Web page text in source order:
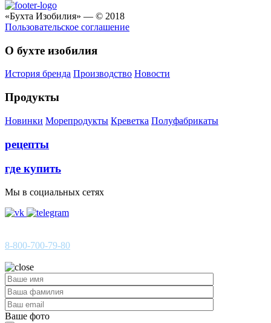
«Бухта Изобилия» — © 2018
Пользовательское соглашение
О бухте изобилия
История бренда Производство Новости
Продукты
Новинки Морепродукты Креветка Полуфабрикаты
рецепты
где купить
Мы в социальных сетях
8-800-700-79-80
Ваше фото